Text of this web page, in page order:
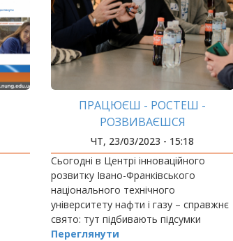
ПРАЦЮЄШ - РОСТЕШ -
РОЗВИВАЄШСЯ
ЧТ, 23/03/2023 - 15:18
Сьогодні в Центрі інноваційного
розвитку Івано-Франківського
національного технічного
університету нафти і газу – справжнє
свято: тут підбивають підсумки
кількарічної напруженої роботи над
Переглянути